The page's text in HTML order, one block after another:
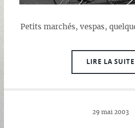
Petits marchés, vespas,
LIRE LA SUITE
29 mai 2003